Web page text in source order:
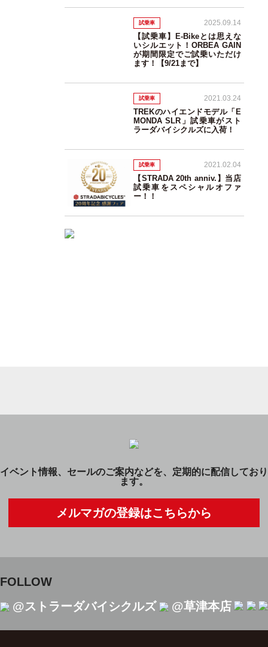
試乗車 2025.09.14
【試乗車】E-Bikeとは思えな
いシルエット！ORBEA GAIN
が期間限定でご試乗いただけ
ます！【9/21まで】
試乗車 2021.03.24
TREKのハイエンドモデル「E
MONDA SLR」試乗車がスト
ラーダバイシクルズに入荷！
試乗車 2021.02.04
【STRADA 20th anniv.】当店
試乗車をスペシャルオファ
ー！！
イベント情報、セールのご案内などを、定期的に配信しており
ます。
メルマガの登録はこちらから
FOLLOW
@ストラーダバイシクルズ
@草津本店